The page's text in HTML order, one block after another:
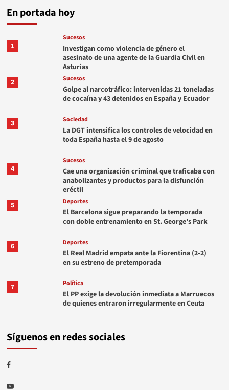
En portada hoy
1
Sucesos
Investigan como violencia de género el
asesinato de una agente de la Guardia Civil en
Asturias
2
Sucesos
Golpe al narcotráfico: intervenidas 21 toneladas
de cocaína y 43 detenidos en España y Ecuador
3 Sociedad
La DGT intensifica los controles de velocidad en
toda España hasta el 9 de agosto
4
Sucesos
Cae una organización criminal que traficaba con
anabolizantes y productos para la disfunción
eréctil
5
Deportes
El Barcelona sigue preparando la temporada
con doble entrenamiento en St. George’s Park
6 Deportes
El Real Madrid empata ante la Fiorentina (2-2)
en su estreno de pretemporada
7 Política
El PP exige la devolución inmediata a Marruecos
de quienes entraron irregularmente en Ceuta
Síguenos en redes sociales
Facebook
Youtube